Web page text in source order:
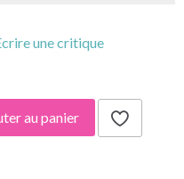
une critique
au panier